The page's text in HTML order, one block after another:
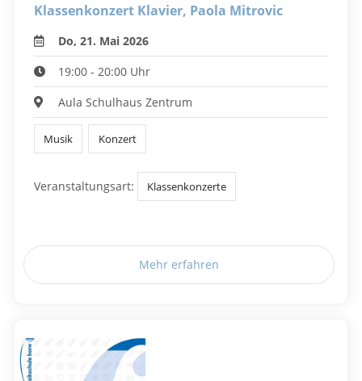
Klassenkonzert Klavier, Paola Mitrovic
Do, 21. Mai 2026
19:00 - 20:00 Uhr
Aula Schulhaus Zentrum
Musik Konzert
Veranstaltungsart: Klassenkonzerte
Mehr erfahren